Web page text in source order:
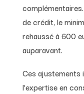
de crédit, le
rehaussé à 600
auparavant.
Ces ajustements
l’expertise en